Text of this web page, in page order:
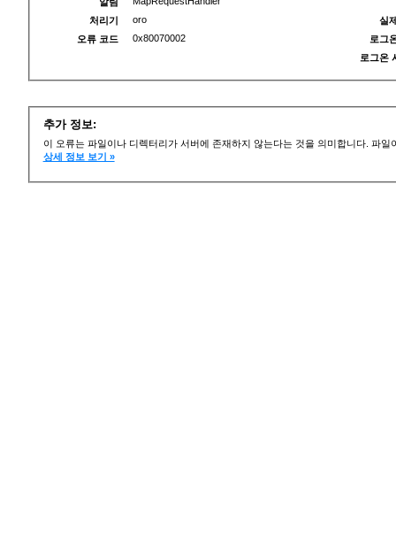
처리기
oro
오류 코드
0x80070002
실
로그
로그온
추가 정보:
이 오류는 파일이나 디렉터리가 서버에 존재하지 않는다는 것을 의미합니다. 파
상세 정보 보기 »